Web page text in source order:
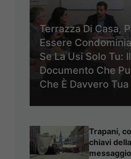
Terrazza Di Casa,
Essere
Se La Usi Solo Tu: Il
Documento Che
Che È Davvero Tua
Trapani,
chiavi